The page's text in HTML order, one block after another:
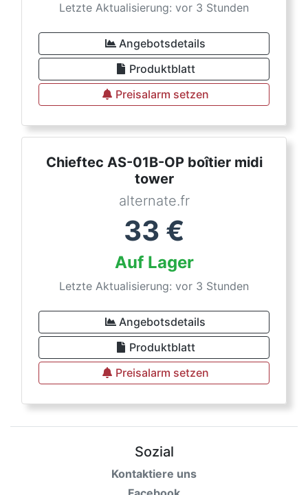
Letzte Aktualisierung: vor 3 Stunden
Angebotsdetails
Produktblatt
Preisalarm setzen
Chieftec AS-01B-OP boîtier midi
tower
alternate.fr
33 €
Auf Lager
Letzte Aktualisierung: vor 3 Stunden
Angebotsdetails
Produktblatt
Preisalarm setzen
Sozial
Kontaktiere uns